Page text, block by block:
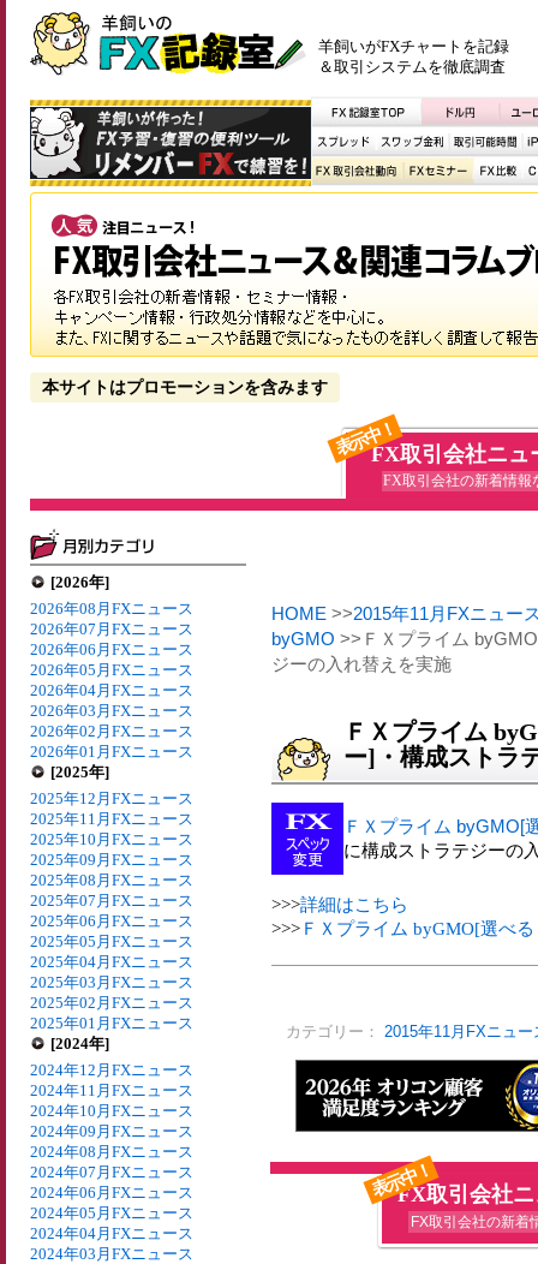
羊飼いがFXチャートを記録
＆取引システムを徹底調査
本サイトはプロモーションを含みます
表示中！FX取引会社ニュ
FX取引会社の新着情報
[2026年]
2026年08月FXニュース
2026年07月FXニュース
2026年06月FXニュース
2026年05月FXニュース
2026年04月FXニュース
2026年03月FXニュース
2026年02月FXニュース
2026年01月FXニュース
[2025年]
2025年12月FXニュース
2025年11月FXニュース
2025年10月FXニュース
2025年09月FXニュース
2025年08月FXニュース
2025年07月FXニュース
2025年06月FXニュース
2025年05月FXニュース
2025年04月FXニュース
2025年03月FXニュース
2025年02月FXニュース
2025年01月FXニュース
[2024年]
2024年12月FXニュース
2024年11月FXニュース
2024年10月FXニュース
2024年09月FXニュース
2024年08月FXニュース
2024年07月FXニュース
2024年06月FXニュース
2024年05月FXニュース
2024年04月FXニュース
2024年03月FXニュース
HOME >>2015年11月FXニュー
byGMO >>ＦＸプライム
ジーの入れ替えを実施
ＦＸプライム
ー]・構成ストラ
ＦＸプライム byGMO[
に構成ストラテジーの
>>>詳細はこちら
>>> ＦＸプライム byGMO[選べ
カテゴリー： 2015年11月FXニュー
表示中！
FX取引会社
FX取引会社の新着